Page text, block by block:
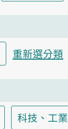
重新選分類
科技、工業